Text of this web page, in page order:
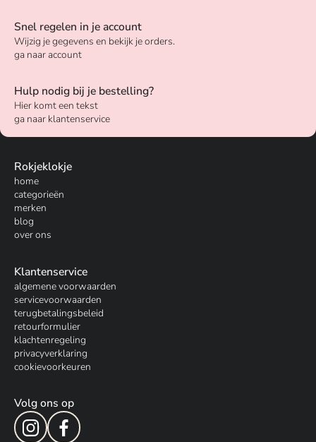
Snel regelen in je account
Wijzig je gegevens en bekijk je orders.
ga naar account
Hulp nodig bij je bestelling?
Hier komt een tekst
ga naar klantenservice
Rokjeklokje
home
categorieën
merken
blog
over ons
Klantenservice
algemene voorwaarden
servicevoorwaarden
terugbetalingsbeleid
retourformulier
klachtenregeling
privacyverklaring
cookievoorkeuren
Volg ons op